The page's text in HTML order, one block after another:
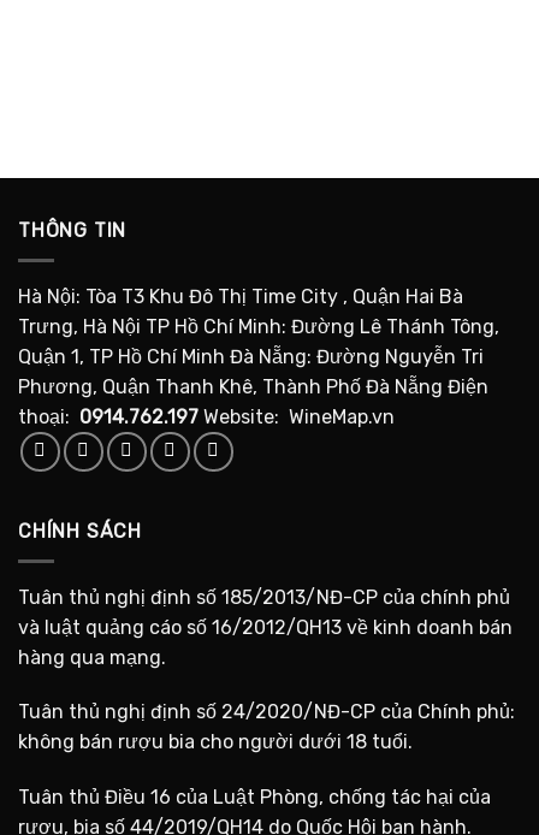
THÔNG TIN
Hà Nội: Tòa T3 Khu Đô Thị Time City , Quận Hai Bà
Trưng, Hà Nội TP Hồ Chí Minh: Đường Lê Thánh Tông,
Quận 1, TP Hồ Chí Minh Đà Nẵng: Đường Nguyễn Tri
Phương, Quận Thanh Khê, Thành Phố Đà Nẵng Điện
thoại: 0914.762.197 Website: WineMap.vn
CHÍNH SÁCH
Tuân thủ nghị định số 185/2013/NĐ-CP của chính phủ
và luật quảng cáo số 16/2012/QH13 về kinh doanh bán
hàng qua mạng.
Tuân thủ nghị định số 24/2020/NĐ-CP của Chính phủ:
không bán rượu bia cho người dưới 18 tuổi.
Tuân thủ Điều 16 của Luật Phòng, chống tác hại của
rượu, bia số 44/2019/QH14 do Quốc Hội ban hành.